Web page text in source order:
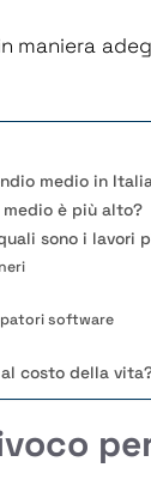
maniera
medio in
è più alto?
sono i lavori
software
costo della